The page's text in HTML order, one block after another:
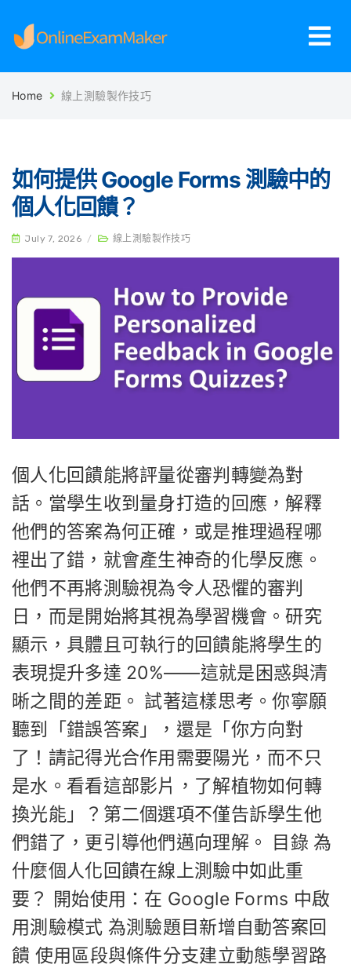
Home 線上測驗製作技巧
如何提供 Google Forms 測驗中的
個人化回饋？
July 7, 2026 / 線上測驗製作技巧
個人化回饋能將評量從審判轉變為對
話。當學生收到量身打造的回應，解釋
他們的答案為何正確，或是推理過程哪
裡出了錯，就會產生神奇的化學反應。
他們不再將測驗視為令人恐懼的審判
日，而是開始將其視為學習機會。研究
顯示，具體且可執行的回饋能將學生的
表現提升多達 20%——這就是困惑與清
晰之間的差距。 試著這樣思考。你寧願
聽到「錯誤答案」，還是「你方向對
了！請記得光合作用需要陽光，而不只
是水。看看這部影片，了解植物如何轉
換光能」？第二個選項不僅告訴學生他
們錯了，更引導他們邁向理解。 目錄 為
什麼個人化回饋在線上測驗中如此重
要？ 開始使用：在 Google Forms 中啟
用測驗模式 為測驗題目新增自動答案回
饋 使用區段與條件分支建立動態學習路